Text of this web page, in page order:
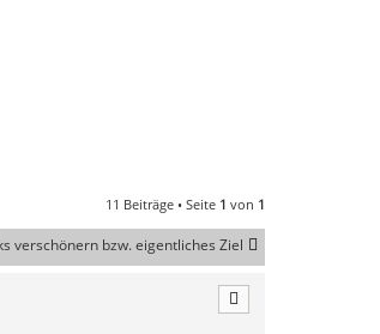
11 Beiträge • Seite 1 von 1
verschönern bzw. eigentliches Ziel